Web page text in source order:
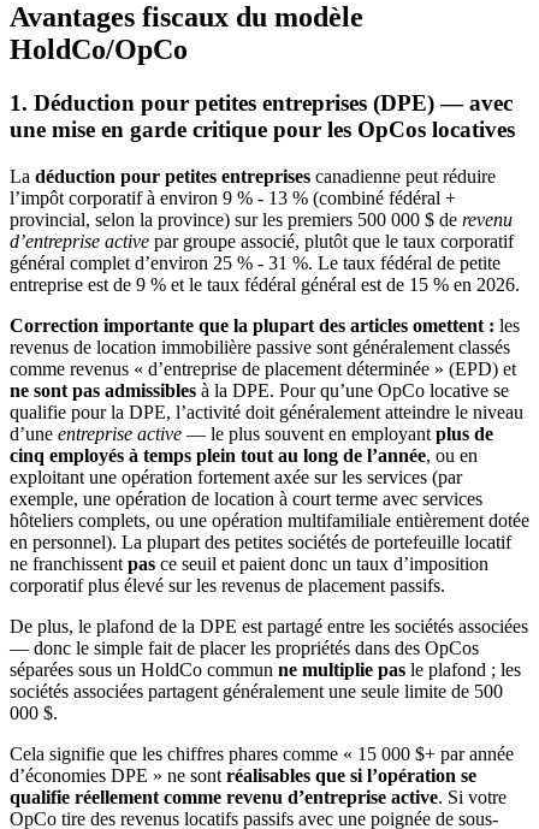
Avantages fiscaux du modèle
HoldCo/OpCo
1. Déduction pour petites entreprises (DPE) — avec
une mise en garde critique pour les OpCos locatives
La déduction pour petites entreprises canadienne peut réduire
l’impôt corporatif à environ 9 % - 13 % (combiné fédéral +
provincial, selon la province) sur les premiers 500 000 $ de revenu
d’entreprise active par groupe associé, plutôt que le taux corporatif
général complet d’environ 25 % - 31 %. Le taux fédéral de petite
entreprise est de 9 % et le taux fédéral général est de 15 % en 2026.
Correction importante que la plupart des articles omettent : les
revenus de location immobilière passive sont généralement classés
comme revenus « d’entreprise de placement déterminée » (EPD) et
ne sont pas admissibles à la DPE. Pour qu’une OpCo locative se
qualifie pour la DPE, l’activité doit généralement atteindre le niveau
d’une entreprise active — le plus souvent en employant plus de
cinq employés à temps plein tout au long de l’année, ou en
exploitant une opération fortement axée sur les services (par
exemple, une opération de location à court terme avec services
hôteliers complets, ou une opération multifamiliale entièrement dotée
en personnel). La plupart des petites sociétés de portefeuille locatif
ne franchissent pas ce seuil et paient donc un taux d’imposition
corporatif plus élevé sur les revenus de placement passifs.
De plus, le plafond de la DPE est partagé entre les sociétés associées
— donc le simple fait de placer les propriétés dans des OpCos
séparées sous un HoldCo commun ne multiplie pas le plafond ; les
sociétés associées partagent généralement une seule limite de 500
000 $.
Cela signifie que les chiffres phares comme « 15 000 $+ par année
d’économies DPE » ne sont réalisables que si l’opération se
qualifie réellement comme revenu d’entreprise active. Si votre
OpCo tire des revenus locatifs passifs avec une poignée de sous-